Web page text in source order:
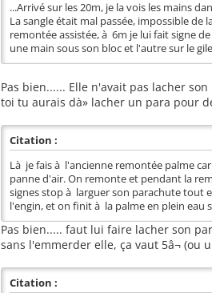
...Arrivé sur les 20m, je la vois les mains
La sangle était mal passée, impossible de
remontée assistée, à 6m je lui fait signe
une main sous son bloc et l'autre sur le
Pas bien...... Elle n'avait pas lacher
toi tu aurais dà» lacher un para pour
Citation :
Là je fais à l'ancienne remontée palme
panne d'air. On remonte et pendant la
signes stop à larguer son parachute tout
l'engin, et on finit à la palme en plein eau
Pas bien..... faut lui faire lacher son
sans l'emmerder elle, ça vaut 5â¬
Citation :